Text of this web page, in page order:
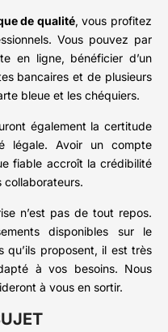
de qualité, vous profitez
Vous pouvez par
en ligne, bénéficier d’un
bancaires et de plusieurs
bleue et les chéquiers.
également la certitude
légale. Avoir un compte
fiable accroît la crédibilité
collaborateurs.
n’est pas de tout repos.
disponibles sur le
qu’ils proposent, il est très
à vos besoins. Nous
à vous en sortir.